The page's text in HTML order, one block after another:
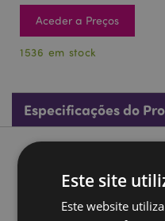
Aceder a Preços
1536 em stock
Especificações do
Este site
Este website